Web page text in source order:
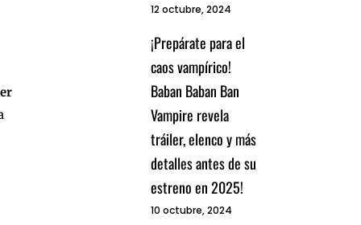
12 octubre, 2024
¡Prepárate para el
caos vampírico!
Baban Baban Ban
Vampire revela
tráiler, elenco y más
detalles antes de su
estreno en 2025!
10 octubre, 2024